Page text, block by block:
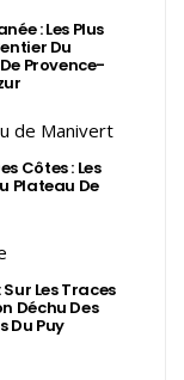
: Les Plus
Du
Provence-
Côtes : Les
Plateau De
Sur Les Traces
Déchu Des
Du Puy